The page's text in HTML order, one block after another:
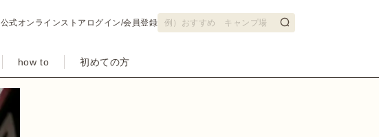
公式オンラインストア ログイン/会員登録
how to 初めての方